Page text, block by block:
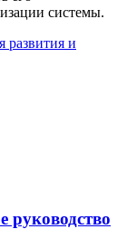
системы.
развития и
руководство